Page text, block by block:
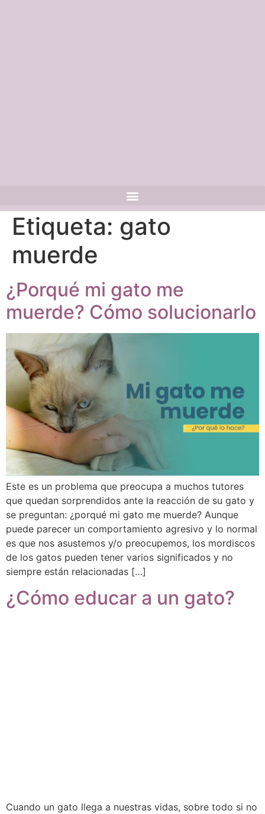
Etiqueta: gato
muerde
¿Porqué mi gato me
muerde? Cómo solucionarlo
Este es un problema que preocupa a muchos tutores
que quedan sorprendidos ante la reacción de su gato y
se preguntan: ¿porqué mi gato me muerde? Aunque
puede parecer un comportamiento agresivo y lo normal
es que nos asustemos y/o preocupemos, los mordiscos
de los gatos pueden tener varios significados y no
siempre están relacionadas […]
¿Cómo educar a un gato?
Cuando un gato llega a nuestras vidas, sobre todo si no